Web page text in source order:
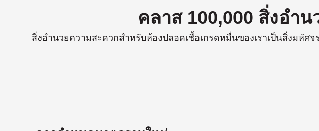
คลาส 100,000 สิ่งอํา
สิ่งอํานวยความสะดวกสําหรับห้องปลอดเชื้อเกรดหมื่นของเราเป็นสิ่งมหั